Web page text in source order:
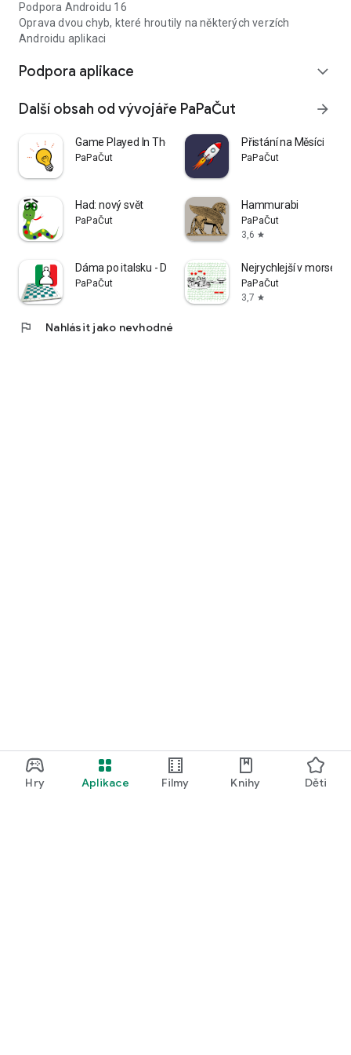
Hry Aplikace Filmy Knihy Děti
Podpora Androidu 16
Oprava dvou chyb, které hroutily na některých verzích
Androidu aplikaci
Podpora aplikace expand_more
Další obsah od vývojáře PaPaČut arrow_forward
Game Played In The Dark
PaPaČut
Přistání na Měsící
PaPaČut
Had: nový svět
PaPaČut
Hammurabi
PaPaČut
3,6 star
Dáma po italsku - Damone
PaPaČut
Nejrychlejší v
PaPaČut
3,7 star
flag Nahlásit jako nevhodné